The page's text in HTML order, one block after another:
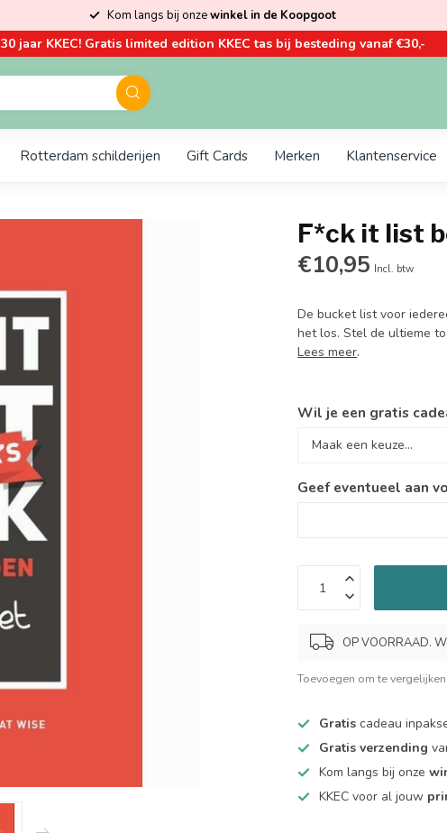
Kom langs bij onzewinkel in de Koopgoot
30 jaar KKEC! Gratis limited edition KKEC tas bij besteding vanaf €30,-
Rotterdam schilderijen Gift Cards Merken Klantenservice
F*ck it list
€10,95 Incl. btw
De bucket list voor
het los. Stel de ultieme
Lees meer.
Wil je een gratis
Geef eventueel aan
OP VOORRAAD.
Toevoegen om te vergelijken
Gratis cadeau
Gratis verzending
Kom langs bij onze
KKEC voor al jouw